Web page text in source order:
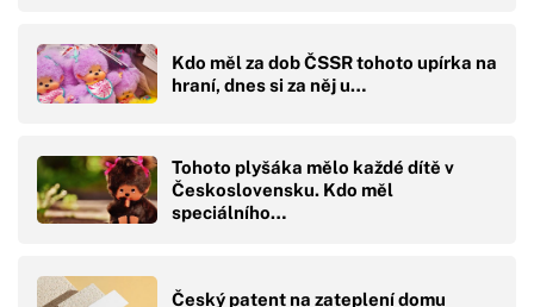
Kdo měl za dob ČSSR tohoto upírka na
hraní, dnes si za něj u…
Tohoto plyšáka mělo každé dítě v
Československu. Kdo měl
speciálního…
Český patent na zateplení domu